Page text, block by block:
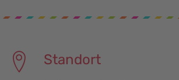
Standort